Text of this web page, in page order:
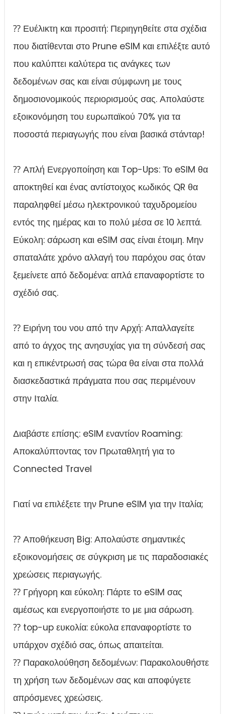
⁇ Ευέλικτη και προσιτή: Περιηγηθείτε στα σχέδια
που διατίθενται στο Prune eSIM και επιλέξτε αυτό
που καλύπτει καλύτερα τις ανάγκες των
δεδομένων σας και είναι σύμφωνη με τους
δημοσιονομικούς περιορισμούς σας. Απολαύστε
εξοικονόμηση του ευρωπαϊκού 70% για τα
ποσοστά περιαγωγής που είναι βασικά στάνταρ!
⁇ Απλή Ενεργοποίηση και Top-Ups: Το eSIM θα
αποκτηθεί και ένας αντίστοιχος κωδικός QR θα
παραληφθεί μέσω ηλεκτρονικού ταχυδρομείου
εντός της ημέρας και το πολύ μέσα σε 10 λεπτά.
Εύκολη: σάρωση και eSIM σας είναι έτοιμη. Μην
σπαταλάτε χρόνο αλλαγή του παρόχου σας όταν
ξεμείνετε από δεδομένα: απλά επαναφορτίστε το
σχέδιό σας.
⁇ Ειρήνη του νου από την Αρχή: Απαλλαγείτε
από το άγχος της ανησυχίας για τη σύνδεσή σας
και η επικέντρωσή σας τώρα θα είναι στα πολλά
διασκεδαστικά πράγματα που σας περιμένουν
στην Ιταλία.
Διαβάστε επίσης: eSIM εναντίον Roaming:
Αποκαλύπτοντας τον Πρωταθλητή για το
Connected Travel
Γιατί να επιλέξετε την Prune eSIM για την Ιταλία;
⁇ Αποθήκευση Big: Απολαύστε σημαντικές
εξοικονομήσεις σε σύγκριση με τις παραδοσιακές
χρεώσεις περιαγωγής.
⁇ Γρήγορη και εύκολη: Πάρτε το eSIM σας
αμέσως και ενεργοποιήστε το με μια σάρωση.
⁇ top-up ευκολία: εύκολα επαναφορτίστε το
υπάρχον σχέδιό σας, όπως απαιτείται.
⁇ Παρακολούθηση δεδομένων: Παρακολουθήστε
τη χρήση των δεδομένων σας και αποφύγετε
απρόσμενες χρεώσεις.